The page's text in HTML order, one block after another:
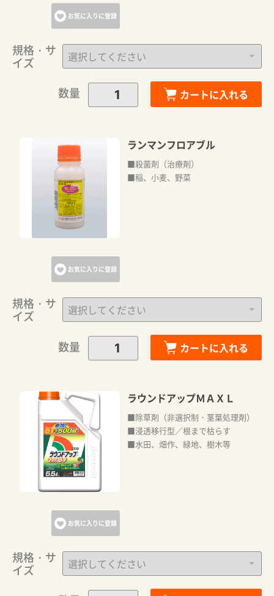
お気に入りに登録
規格・サ
イズ
数量
カートに入れる
お気に入りに登録
ランマンフロアブル
■殺菌剤（治療剤）
■稲、小麦、野菜
規格・サ
イズ
数量
カートに入れる
お気に入りに登録
ラウンドアップＭＡＸＬ
■除草剤（非選択制・茎葉処理剤）
■浸透移行型／根まで枯らす
■水田、畑作、緑地、樹木等
規格・サ
イズ